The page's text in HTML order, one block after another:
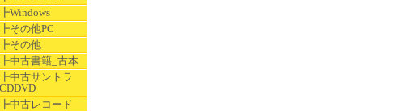
┣Windows
┣その他PC
┣その他
┣中古書籍_古本
┣中古サントラ
CDDVD
┣中古レコード